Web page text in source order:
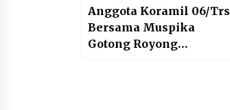
Anggota Koramil 06/Trs
Bersama Muspika
Gotong Royong